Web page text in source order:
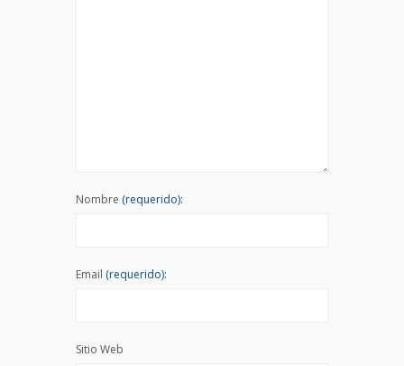
Nombre (requerido):
Email (requerido):
Sitio Web